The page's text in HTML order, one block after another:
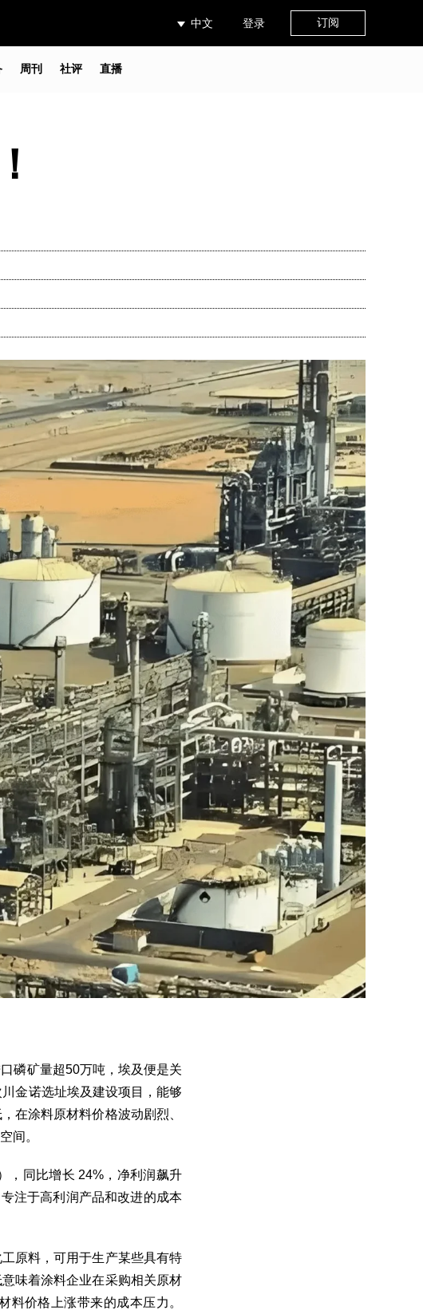
中文 登录 订阅
周刊 社评 直播
磷矿量超50万吨，埃及便是关
金诺选址埃及建设项目，能够
在涂料原材料价格波动剧烈、
间。
，同比增长 24%，净利润飙升
注于高利润产品和改进的成本
原料，可用于生产某些具有特
味着涂料企业在采购相关原材
料价格上涨带来的成本压力。